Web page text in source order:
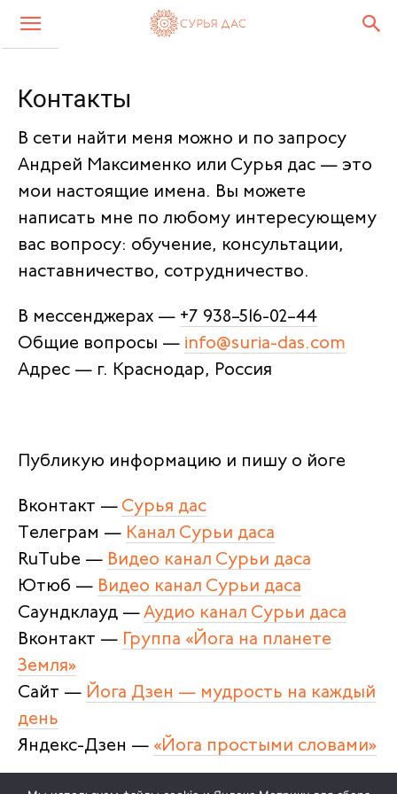
Контакты
В сети найти меня можно и по запросу
Андрей Максименко или Сурья дас — это
мои настоящие имена. Вы можете
написать мне по любому интересующему
вас вопросу: обучение, консультации,
наставничество, сотрудничество.
В мессенджерах — +7 938–516-02–44
Общие вопросы — info@suria-das.com
Адрес — г. Краснодар, Россия
Публикую информацию и пишу о йоге
Вконтакт — Сурья дас
Телеграм — Канал Сурьи даса
RuTube — Видео канал Сурьи даса
Ютюб — Видео канал Сурьи даса
Саундклауд — Аудио канал Сурьи даса
Вконтакт — Группа «Йога на планете
Земля»
Сайт — Йога Дзен — мудрость на каждый
день
Яндекс-Дзен — «Йога простыми словами»